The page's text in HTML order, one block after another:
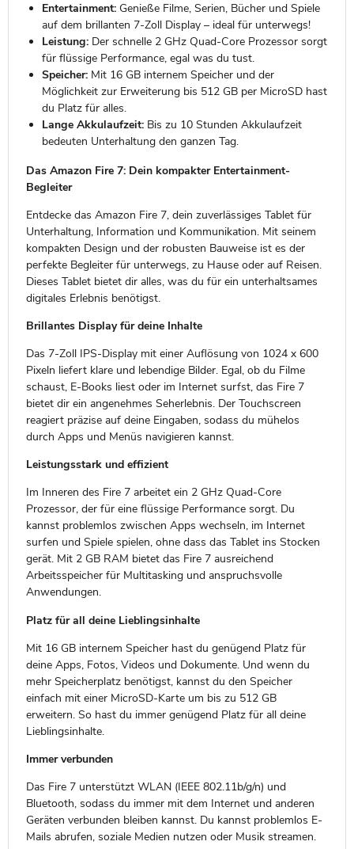
Entertainment:Genieße Filme, Serien, Bücher und Spiele
auf dem brillanten 7-Zoll Display – ideal für unterwegs!
Leistung:Der schnelle 2 GHz Quad-Core Prozessor sorgt
für flüssige Performance, egal was du tust.
Speicher:Mit 16 GB internem Speicher und der
Möglichkeit zur Erweiterung bis 512 GB per MicroSD hast
du Platz für alles.
Lange Akkulaufzeit:Bis zu 10 Stunden Akkulaufzeit
bedeuten Unterhaltung den ganzen Tag.
Das Amazon Fire 7: Dein kompakter Entertainment-
Begleiter
Entdecke das Amazon Fire 7, dein zuverlässiges Tablet für
Unterhaltung, Information und Kommunikation. Mit seinem
kompakten Design und der robusten Bauweise ist es der
perfekte Begleiter für unterwegs, zu Hause oder auf Reisen.
Dieses Tablet bietet dir alles, was du für ein unterhaltsames
digitales Erlebnis benötigst.
Brillantes Display für deine Inhalte
Das 7-Zoll IPS-Display mit einer Auflösung von 1024 x 600
Pixeln liefert klare und lebendige Bilder. Egal, ob du Filme
schaust, E-Books liest oder im Internet surfst, das Fire 7
bietet dir ein angenehmes Seherlebnis. Der Touchscreen
reagiert präzise auf deine Eingaben, sodass du mühelos
durch Apps und Menüs navigieren kannst.
Leistungsstark und effizient
Im Inneren des Fire 7 arbeitet ein 2 GHz Quad-Core
Prozessor, der für eine flüssige Performance sorgt. Du
kannst problemlos zwischen Apps wechseln, im Internet
surfen und Spiele spielen, ohne dass das Tablet ins Stocken
gerät. Mit 2 GB RAM bietet das Fire 7 ausreichend
Arbeitsspeicher für Multitasking und anspruchsvolle
Anwendungen.
Platz für all deine Lieblingsinhalte
Mit 16 GB internem Speicher hast du genügend Platz für
deine Apps, Fotos, Videos und Dokumente. Und wenn du
mehr Speicherplatz benötigst, kannst du den Speicher
einfach mit einer MicroSD-Karte um bis zu 512 GB
erweitern. So hast du immer genügend Platz für all deine
Lieblingsinhalte.
Immer verbunden
Das Fire 7 unterstützt WLAN (IEEE 802.11b/g/n) und
Bluetooth, sodass du immer mit dem Internet und anderen
Geräten verbunden bleiben kannst. Du kannst problemlos E-
Mails abrufen, soziale Medien nutzen oder Musik streamen.